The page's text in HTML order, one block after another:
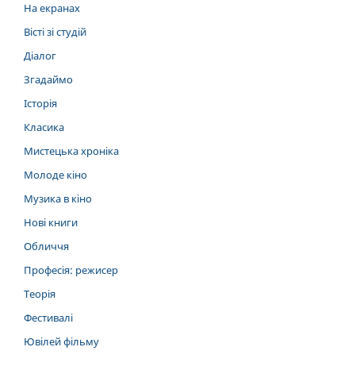
На екранах
Вісті зі студій
Діалог
Згадаймо
Історія
Класика
Мистецька хроніка
Молоде кіно
Музика в кіно
Нові книги
Обличчя
Професія: режисер
Теорія
Фестивалі
Ювілей фільму